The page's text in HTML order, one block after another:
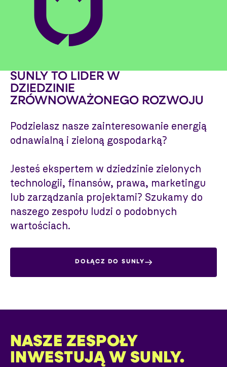
SUNLY TO LIDER W
DZIEDZINIE
ZRÓWNOWAŻONEGO ROZWOJU
Podzielasz nasze zainteresowanie energią
odnawialną i zieloną gospodarką?
Jesteś ekspertem w dziedzinie zielonych
technologii, finansów, prawa, marketingu
lub zarządzania projektami? Szukamy do
naszego zespołu ludzi o podobnych
wartościach.
DOŁĄCZ DO SUNLY
NASZE ZESPOŁY
INWESTUJĄ W SUNLY.